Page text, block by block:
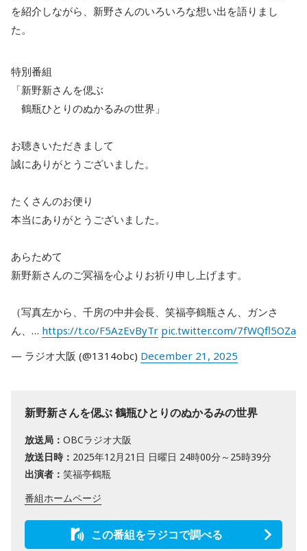
を紹介しながら、新野さんのいろいろな想い出を語りまし
た。
特別番組
「新野新さんを偲ぶ
鶴瓶ひとりのぬかるみの世界」
お聴きいただきまして
誠にありがとうございました。
たくさんのお便り
本当にありがとうございました。
あらためて
新野新さんのご冥福を心よりお祈り申し上げます。
（写真左から、千房の中井会長、笑福亭鶴瓶さん、ガンさ
ん、… https://t.co/F5AzEvByTr pic.twitter.com/7fWQfl5OZa
— ラジオ大阪 (@1314obc) December 21, 2025
新野新さんを偲ぶ 鶴瓶ひとりのぬかるみの世界
放送局： OBCラジオ大阪
放送日時： 2025年12月21日 日曜日 24時00分～25時39分
出演者： 笑福亭鶴瓶
番組ホームページ
この番組をラジコで調べる